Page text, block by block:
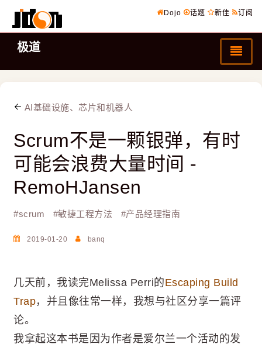
Dojo 话题 新佳 订阅
极道
AI基础设施、芯片和机器人
Scrum不是一颗银弹，有时
可能会浪费大量时间 -
RemoHJansen
#scrum #敏捷工程方法 #产品经理指南
2019-01-20 banq
几天前，我读完Melissa Perri的Escaping Build
Trap，并且像往常一样，我想与社区分享一篇评
论。
我拿起这本书是因为作者是爱尔兰一个活动的发